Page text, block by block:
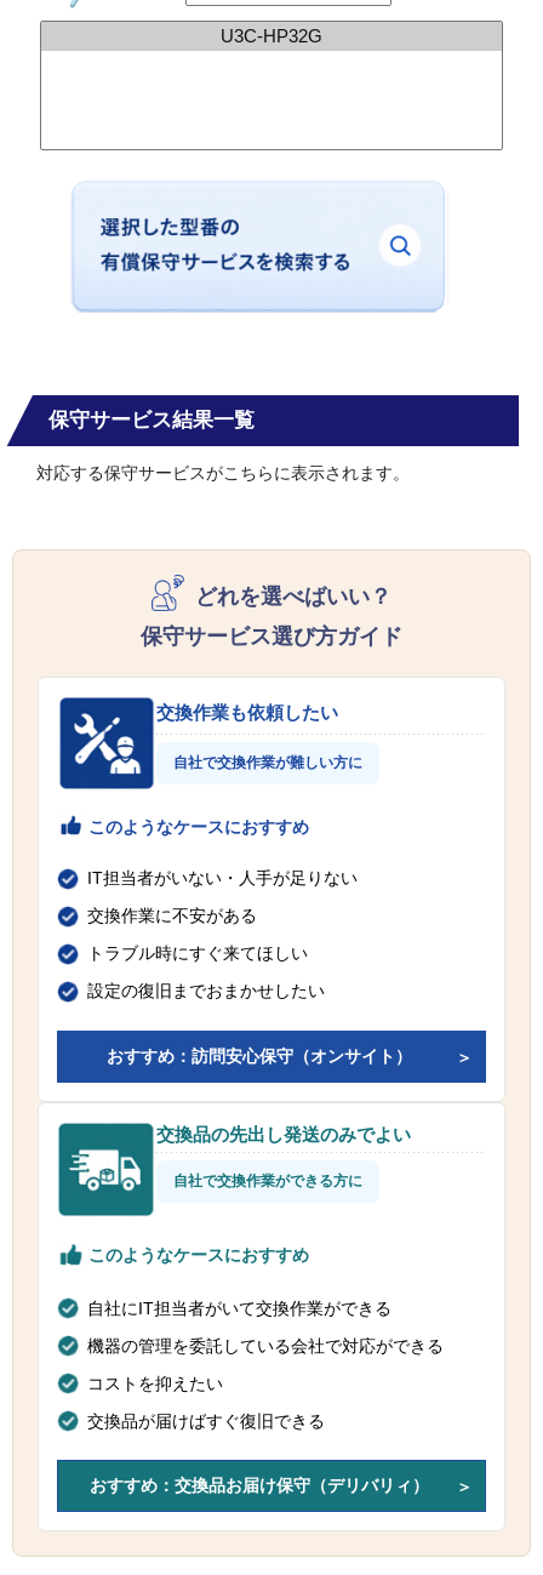
保守サービス結果一覧
対応する保守サービスがこちらに表示されます。
どれを選べばいい？
保守サービス選び方ガイド
交換作業も依頼したい
自社で交換作業が難しい方に
このようなケースにおすすめ
IT担当者がいない・人手が足りない
交換作業に不安がある
トラブル時にすぐ来てほしい
設定の復旧までおまかせしたい
おすすめ：訪問安心保守（オンサイト）
交換品の先出し発送のみでよい
自社で交換作業ができる方に
このようなケースにおすすめ
自社にIT担当者がいて交換作業ができる
機器の管理を委託している会社で対応ができる
コストを抑えたい
交換品が届けばすぐ復旧できる
おすすめ：交換品お届け保守（デリバリィ）